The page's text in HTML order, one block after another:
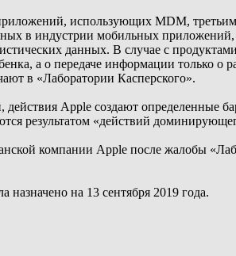
использующих MDM,
в индустрии мобильных
данных. В случае с
а о передаче информации только
в «Лаборатории Касперского».
Apple создают определенные
результатом «действий
компании Apple после жалобы
на 13 сентября 2019 года.